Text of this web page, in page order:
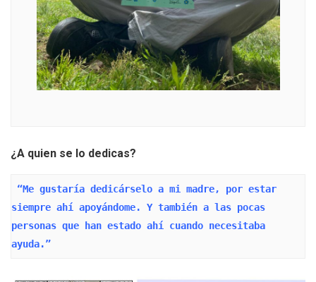
¿A quien se lo dedicas?
siempre ahí apoyándome. Y también a las pocas
personas que han estado ahí cuando necesitaba
ayuda.”